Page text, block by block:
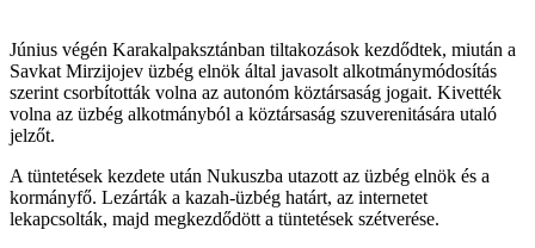
Június végén Karakalpaksztánban tiltakozások kezdődtek, miután a
Savkat Mirzijojev üzbég elnök által javasolt alkotmánymódosítás
szerint csorbították volna az autonóm köztársaság jogait. Kivették
volna az üzbég alkotmányból a köztársaság szuverenitására utaló
jelzőt.
A tüntetések kezdete után Nukuszba utazott az üzbég elnök és a
kormányfő. Lezárták a kazah-üzbég határt, az internetet
lekapcsolták, majd megkezdődött a tüntetések szétverése.